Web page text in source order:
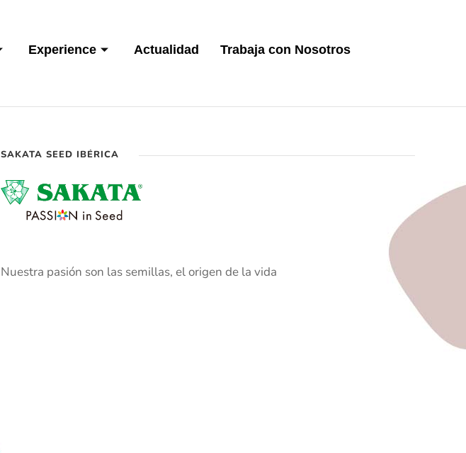
Experience Actualidad
Trabaja con Nosotros
SAKATA SEED IBÉRICA
Nuestra pasión son las semillas, el origen de la vida